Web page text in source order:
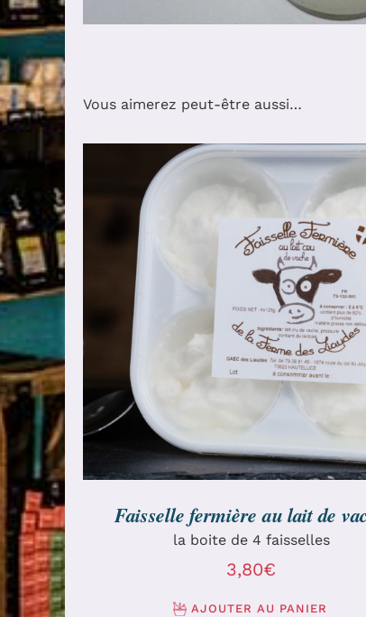
Vous aimerez peut-être aussi…
AJOUTER AU PANIER / DÉTAILS
Faisselle fermière au lait de
la boite de 4 faisselles
3,80€
AJOUTER AU PANIER